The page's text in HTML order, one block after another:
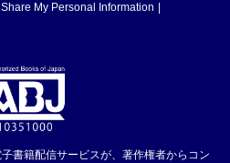
My Personal Information
書籍配信サービスが、著作権者からコン